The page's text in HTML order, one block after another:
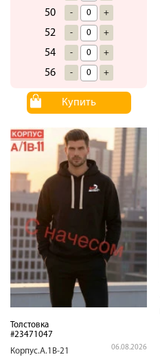
50 - +
52 - +
54 - +
56 - +
Купить
Толстовка
#23471047
Корпус.А.1В-21
06.08.2026